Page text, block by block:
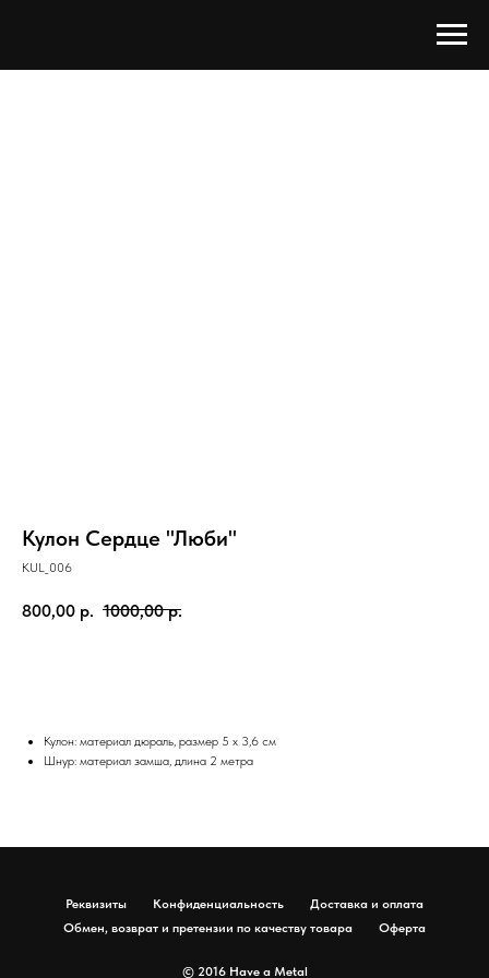
Кулон Сердце "Люби"
KUL_006
800,00 р. 1000,00 р.
Кулон: материал дюраль, размер 5 х 3,6 см
Шнур: материал замша, длина 2 метра
Реквизиты Конфиденциальность
Доставка и оплата
Обмен, возврат и претензии по качеству товара
Оферта
© 2016 Have a Metal